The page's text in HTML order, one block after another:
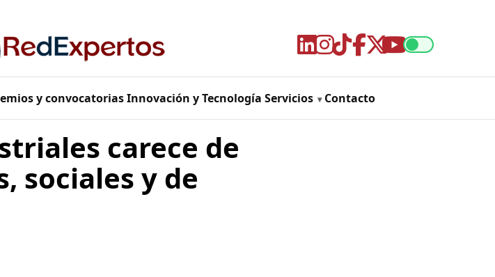
y convocatorias Innovación y Tecnología Servicios Contacto
carece de
sociales y de